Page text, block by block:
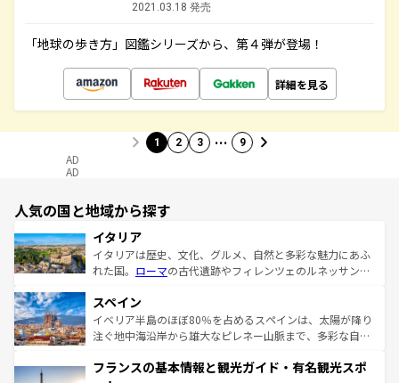
2021.03.18 発売
「地球の歩き方」図鑑シリーズから、第４弾が登場！
詳細を見る
1 2 3 … 9
AD
AD
人気の国と地域から探す
イタリア
イタリアは歴史、文化、グルメ、自然と多彩な魅力にあふ
れた国。 ローマの古代遺跡やフィレンツェのルネッサンス
ろん、トスカーナの美しい田園風景やアマルフィ海岸の絶
景など、自然景観も見逃せない。観光の合間には、本場の
ピザやパスタなど、絶品のイタリア料理を堪能することも
ませてくれるイタリアで、忘れられない旅をしてみよう！
スペイン
イベリア半島のほぼ80％を占めるスペインは、太陽が降り
注ぐ地中海沿岸から雄大なピレネー山脈まで、多彩な自然
文化が根付くこの国では、情熱的なフラメンコ、熱気あふ
フランスの基本情報と観光ガイド・有名観光スポ